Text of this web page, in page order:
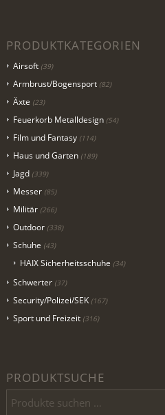
PRODUKTKATEGORIEN
Airsoft (39)
Armbrust/Bogensport (82)
Äxte (23)
Feuerkorb Metalldesign (54)
Film und Fantasy (114)
Haus und Garten (189)
Jagd (339)
Messer (85)
Militär (266)
Outdoor (338)
Schuhe (43)
HAIX Sicherheitsschuhe (34)
Schwerter (37)
Security/Polizei/SEK (167)
Sport und Freizeit (316)
PRODUKTSUCHE